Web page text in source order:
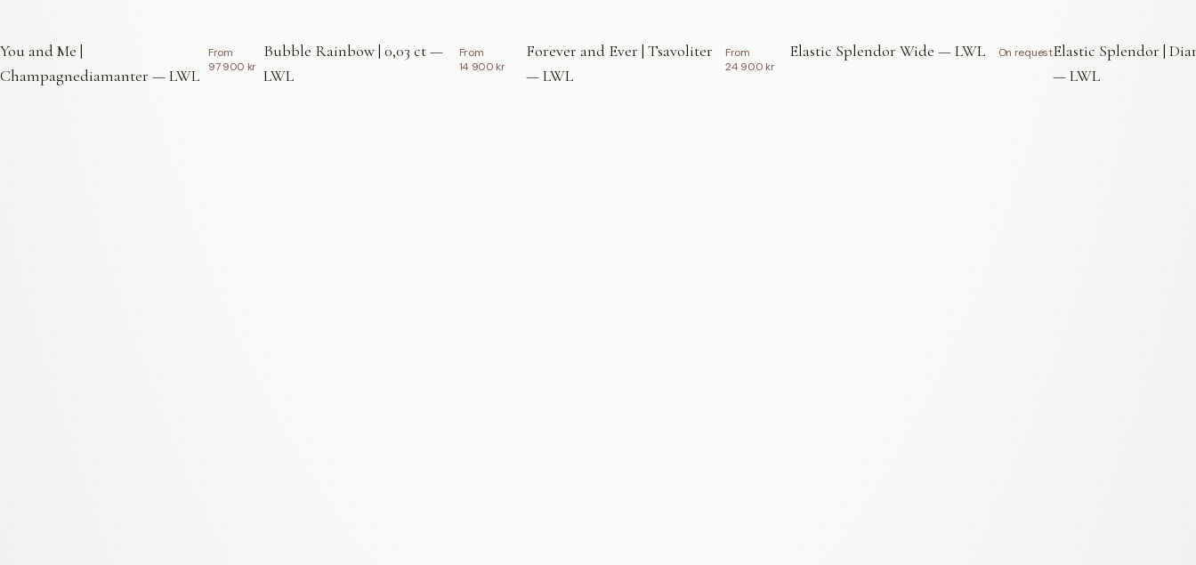
You and Me |
Champagnediamanter — LWL
From
97 900 kr
Bubble Rainbow | 0,03 ct —
LWL
From
14 900 kr
Forever and Ever | Tsavoliter
— LWL
From
24 900 kr
Elastic Splendor Wide — LWL On requestElastic Splendor |
— LWL